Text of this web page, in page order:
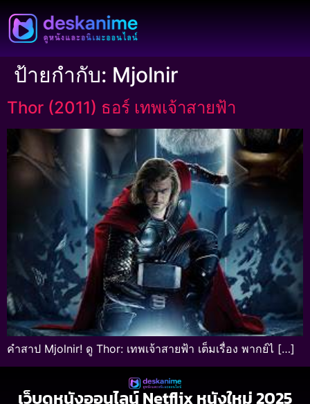
ป้ายกำกับ: Mjolnir
Thor (2011) ธอร์ เทพเจ้าสายฟ้า
คำสาป Mjolnir! ดู Thor: เทพเจ้าสายฟ้า เต็มเรื่อง พากย์ไ […]
เว็บดูหนังออนไลน์ Netflix หนังใหม่ 2025